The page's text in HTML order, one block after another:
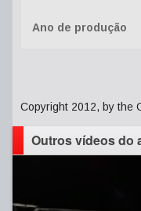
Ano de produção
Copyright 2012, by the
Outros vídeos do